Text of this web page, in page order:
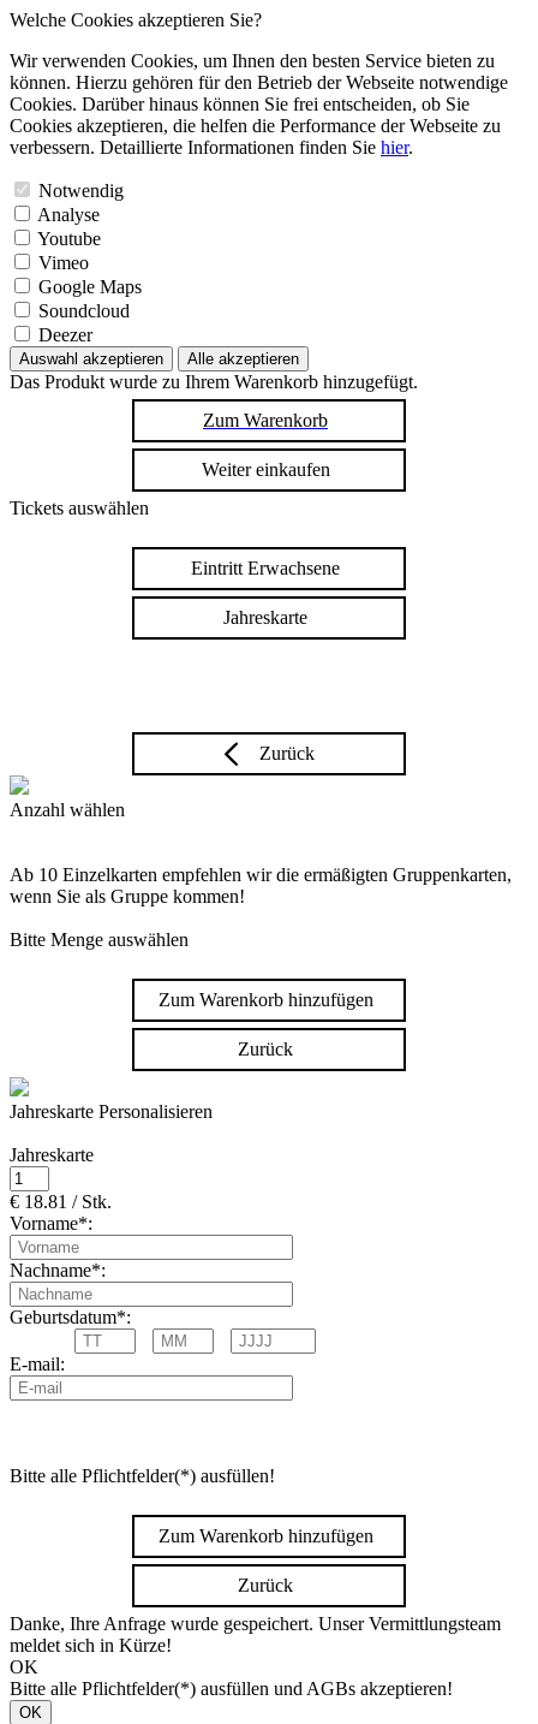
Welche Cookies akzeptieren Sie?
Wir verwenden Cookies, um Ihnen den besten Service bieten zu
können. Hierzu gehören für den Betrieb der Webseite notwendige
Cookies. Darüber hinaus können Sie frei entscheiden, ob Sie
Cookies akzeptieren, die helfen die Performance der Webseite zu
verbessern. Detaillierte Informationen finden Sie hier.
Notwendig
Analyse
Youtube
Vimeo
Google Maps
Soundcloud
Deezer
Auswahl akzeptieren Alle akzeptieren
Das Produkt wurde zu Ihrem Warenkorb hinzugefügt.
Zum Warenkorb
Weiter einkaufen
Tickets auswählen
Eintritt Erwachsene
Jahreskarte
Zurück
Anzahl wählen
Ab 10 Einzelkarten empfehlen wir die ermäßigten Gruppenkarten,
wenn Sie als Gruppe kommen!
Bitte Menge auswählen
Zum Warenkorb hinzufügen
Zurück
Jahreskarte Personalisieren
Jahreskarte
€ 18.81 / Stk.
Vorname*:
Nachname*:
Geburtsdatum*:
E-mail:
Bitte alle Pflichtfelder(*) ausfüllen!
Zum Warenkorb hinzufügen
Zurück
Danke, Ihre Anfrage wurde gespeichert. Unser Vermittlungsteam
meldet sich in Kürze!
OK
Bitte alle Pflichtfelder(*) ausfüllen und AGBs akzeptieren!
OK